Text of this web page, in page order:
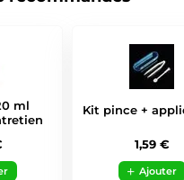
ml
Kit pince +
1,59 €
Ajouter